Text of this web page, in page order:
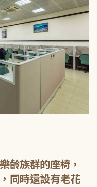
齡族群的座椅，
同時還設有老花